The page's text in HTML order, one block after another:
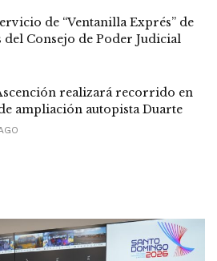
de “Ventanilla Exprés” de
Consejo de Poder Judicial
realizará recorrido en
ampliación autopista Duarte